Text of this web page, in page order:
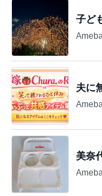
子ど
夫に
美奈